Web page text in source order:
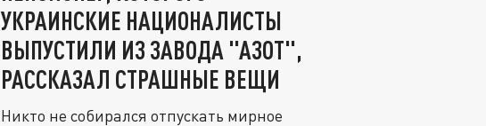
УКРАИНСКИЕ НАЦИОНАЛИСТЫ
ВЫПУСТИЛИ ИЗ ЗАВОДА "АЗОТ",
РАССКАЗАЛ СТРАШНЫЕ ВЕЩИ
Никто не собирался отпускать мирное